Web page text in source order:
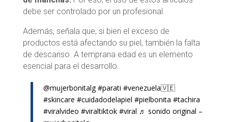
debe ser controlado por un profesional.
Además, señala que, si bien el exceso de
productos está afectando su piel, también la falta
de descanso. A temprana edad es un elemento
esencial para el desarrollo.
@mujerbonitalg #parati #venezuela🇻🇪
#skincare #cuidadodelapiel #pielbonita #tachira
#viralvideo #viraltiktok #viral ♬ sonido original –